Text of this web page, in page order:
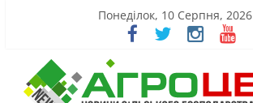
Понеділок, 10 Серпня, 2026